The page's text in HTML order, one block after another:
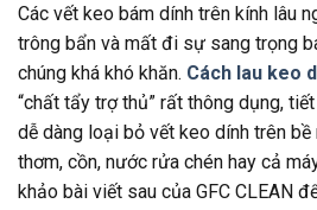
Các vết keo bám dính trên kính lâu
trông bẩn và mất đi sự sang trọng
chúng khá khó khăn. Cách lau keo
“chất tẩy trợ thủ” rất thông dụng,
dễ dàng loại bỏ vết keo dính trên bề
thơm, cồn, nước rửa chén hay cả
khảo bài viết sau của GFC CLEAN